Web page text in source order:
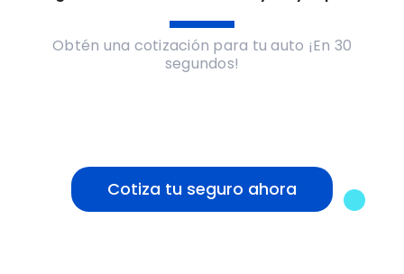
Obtén una cotización para tu auto ¡En 30
segundos!
Cotiza tu seguro ahora